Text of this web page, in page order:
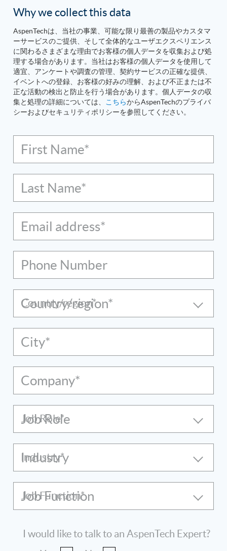
Why we collect this data
AspenTechは、当社の事業、可能な限り最善の製品やカスタマ
ーサービスのご提供、そして全体的なユーザエクスペリエンス
に関わるさまざまな理由でお客様の個人データを収集および処
理する場合があります。当社はお客様の個人データを使用して
適宜、アンケートや調査の管理、契約サービスの正確な提供、
イベントへの登録、お客様の好みの理解、および不正または不
正な活動の検出と防止を行う場合があります。個人データの収
集と処理の詳細については、
こちらからAspenTechのプライバ
シーおよびセキュリティポリシーを参照してください。
First Name*
Last Name*
Email address*
Phone Number
Country/region*
City*
Company*
Job Role
Industry
Job Function
I would like to talk to an AspenTech Expert?